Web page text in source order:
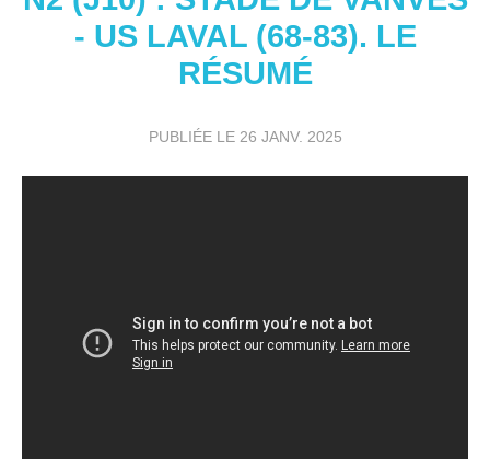
- US LAVAL (68-83). LE
RÉSUMÉ
PUBLIÉE LE 26 JANV. 2025